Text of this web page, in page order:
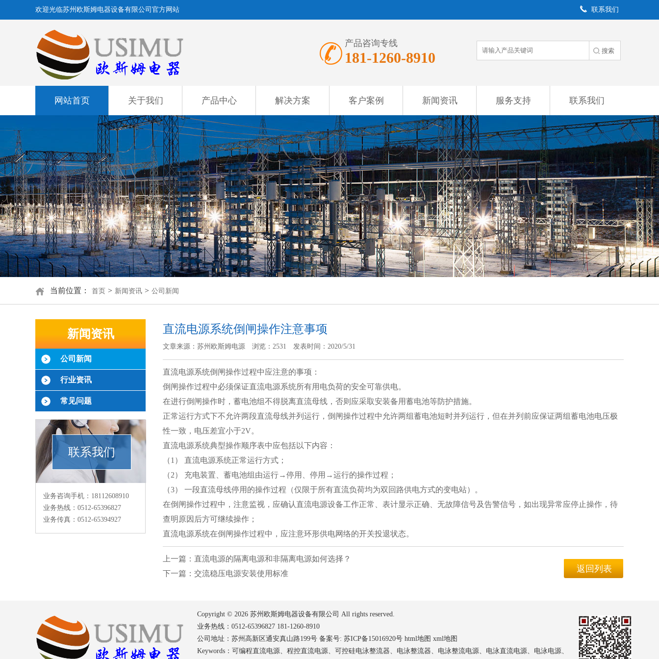
欢迎光临苏州欧斯姆电器设备有限公司官方网站 联系我们
产品咨询专线
181-1260-8910
网站首页 关于我们 产品中心 解决方案 客户案例 新闻资讯 服务支持 联系我们
当前位置： 首页 > 新闻资讯 > 公司新闻
新闻资讯
公司新闻
行业资讯
常见问题
联系我们
业务咨询手机：18112608910
业务热线：0512-65396827
业务传真：0512-65394927
直流电源系统倒闸操作注意事项
文章来源：苏州欧斯姆电源 浏览：2531 发表时间：2020/5/31
直流电源系统倒闸操作过程中应注意的事项：
倒闸操作过程中必须保证直流电源系统所有用电负荷的安全可靠供电。
在进行倒闸操作时，蓄电池组不得脱离直流母线，否则应采取安装备用蓄电池等防护措施。
正常运行方式下不允许两段直流母线并列运行，倒闸操作过程中允许两组蓄电池短时并列运行，但在并列前应保证两组蓄电池电压极
性一致，电压差宜小于2V。
直流电源系统典型操作顺序表中应包括以下内容：
（1） 直流电源系统正常运行方式；
（2） 充电装置、蓄电池组由运行→停用、停用→运行的操作过程；
（3） 一段直流母线停用的操作过程（仅限于所有直流负荷均为双回路供电方式的变电站）。
在倒闸操作过程中，注意监视，应确认直流电源设备工作正常、表计显示正确、无故障信号及告警信号，如出现异常应停止操作，待
查明原因后方可继续操作；
直流电源系统在倒闸操作过程中，应注意环形供电网络的开关投退状态。
上一篇：直流电源的隔离电源和非隔离电源如何选择？
下一篇：交流稳压电源安装使用标准
返回列表
Copyright © 2026 苏州欧斯姆电器设备有限公司 All rights reserved.
业务热线：0512-65396827 181-1260-8910
公司地址：苏州高新区通安真山路199号 备案号: 苏ICP备15016920号 html地图 xml地图
Keywords：可编程直流电源、程控直流电源、可控硅电泳整流器、电泳整流器、电泳整流电源、电泳直流电源、电泳电源、